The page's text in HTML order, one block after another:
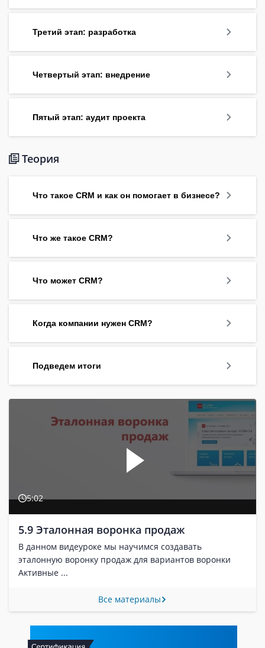
Третий этап: разработка
Четвертый этап: внедрение
Пятый этап: аудит проекта
Теория
Что такое CRM и как он помогает в бизнесе?
Что же такое CRM?
Что может CRM?
Когда компании нужен CRM?
Подведем итоги
5:02
5.9 Эталонная воронка продаж
В данном видеуроке мы научимся создавать
эталонную воронку продаж для вариантов воронки
Активные ...
Все материалы